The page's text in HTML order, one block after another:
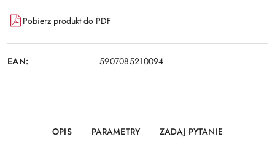
Pobierz produkt do PDF
EAN: 5907085210094
OPIS PARAMETRY ZADAJ PYTANIE